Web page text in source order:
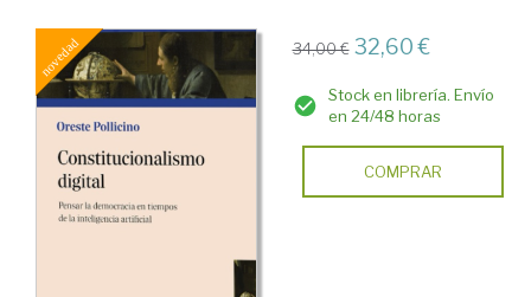
Internet.
Nuevas
tecnologías.
Inteligencia
artificial
34,00 € 32,60 €
Stock en librería. Envío
en 24/48 horas
COMPRAR